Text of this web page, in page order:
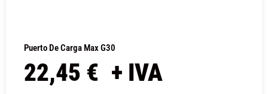
Puerto De Carga Max G30
22,45 € + IVA